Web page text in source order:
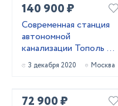
140 900 ₽
Современная станция
автономной
канализации Тополь 9
ПР Плюс
3 декабря 2020 Москва
72 900 ₽